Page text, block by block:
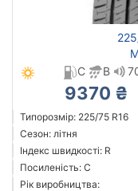
C
B
9370 ₴
Типорозмір: 225/75 R16
Сезон: літня
Індекс швидкості: R
Посиленість: C
Рік виробництва: